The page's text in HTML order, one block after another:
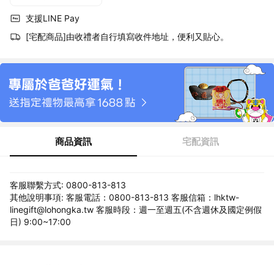
支援LINE Pay
[宅配商品]由收禮者自行填寫收件地址，便利又貼心。
商品資訊 宅配資訊
客服聯繫方式: 0800-813-813
其他說明事項: 客服電話：0800-813-813 客服信箱：lhktw-
linegift@lohongka.tw 客服時段：週一至週五(不含週休及國定例假
日) 9:00~17:00